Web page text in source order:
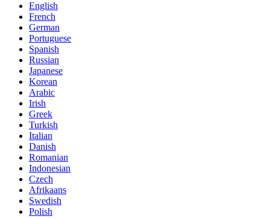
English
French
German
Portuguese
Spanish
Russian
Japanese
Korean
Arabic
Irish
Greek
Turkish
Italian
Danish
Romanian
Indonesian
Czech
Afrikaans
Swedish
Polish